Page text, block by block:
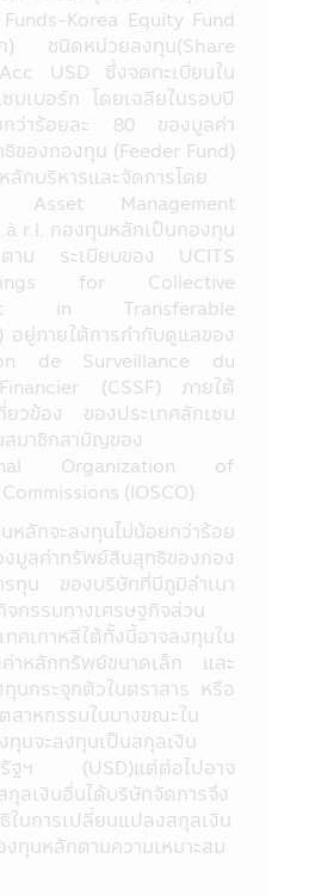
งทุน เป็นต้น ได้ที่สำนักงาน
.ต. หรือโดยผ่านเครือข่าย
กงานคณะกรรมการ ก.ล.ต.
นนิติบุคคลแยกต่างหากจาก
บริษัทจัดการจึงไม่มีภาระ
ยผลขาดทุนของกองทุนรวม
งานของกองทุนรวม ไม่ได้ขึ้น
ารเงินหรือผลการดำเนินงาน
องทุนรวมใดๆ ที่มีรายชื่อ
คชันผ่านโทรศัพท์มือถือนี้อยู่
ของกฎหมายไทยรวมถึงกฎ
คับต่างๆ ที่กำหนดไว้ตามพระ
พย์ และตลาดหลักทรัพย์
พิ่มเติม)
ลิเคชันผ่านโทรศัพท์มือถือ
ม่ใช่คำแนะนำหรือความเห็น
ทนคำแนะนำ หรือมีความมุ่ง
สนอ หรือการเชิญชวนให้
หรือขายผลิตภัณฑ์ด้านการ
ๆ ความเสียหายใด ๆ ที่เกิด
รือตัดสินใจจากเนื้อหาในเว็ป
องได้
นคณะกรรมการ ก.ล.ต. ได้
จัดการโครงการของกองทุน
แอปพลิเคชันผ่านโทรศัพท์
รแสดงว่าคณะกรรมการ
นคณะกรรมการ ก.ล.ต. ได้
ต้องของข้อมูลในหนังสือชี้
นราคาหน่วยลงทุนที่เสนอ
ดำเนินงานของกองทุนรวม
Funds-Korea Equity Fund
) ชนิดหน่วยลงทุน(Share
USD ซึ่งจดทะเบียนใน
ซมเบอร์ก โดยเฉลียในรอบปี
กว่าร้อยละ 80 ของมูลค่า
ของกองทุน (Feeder Fund)
ลักบริหารและจัดการโดย
Asset Management
r.l. กองทุนหลักเป็นกองทุน
ตาม ระเบียบของ UCITS
for Collective
in Transferable
อยู่ภายใต้การกํากับดูแลของ
de Surveillance du
(CSSF) ภายใต้
ยวข้อง ของประเทศลักเซม
สมาชิกสามัญของ
Organization of
(IOSCO)
หลักจะลงทุนไม่น้อยกว่าร้อย
ลค่าทรัพย์สินสุทธิของกอง
รทุน ของบริษัทที่มีภูมิลําเนา
จกรรมทางเศรษฐกิจส่วน
ทศเกาหลีใต้ทั้งนี้อาจลงทุนใน
าหลักทรัพย์ขนาดเล็ก และ
ทุนกระจุกตัวในตราสาร หรือ
สาหกรรมในบางขณะใน
ทุนจะลงทุนเป็นสกุลเงิน
รัฐฯ (USD)แต่ต่อไปอาจ
กุลเงินอื่นได้บริษัทจัดการจึง
ในการเปลี่ยนแปลงสกุลเงิน
งทุนหลักตามความเหมาะสม